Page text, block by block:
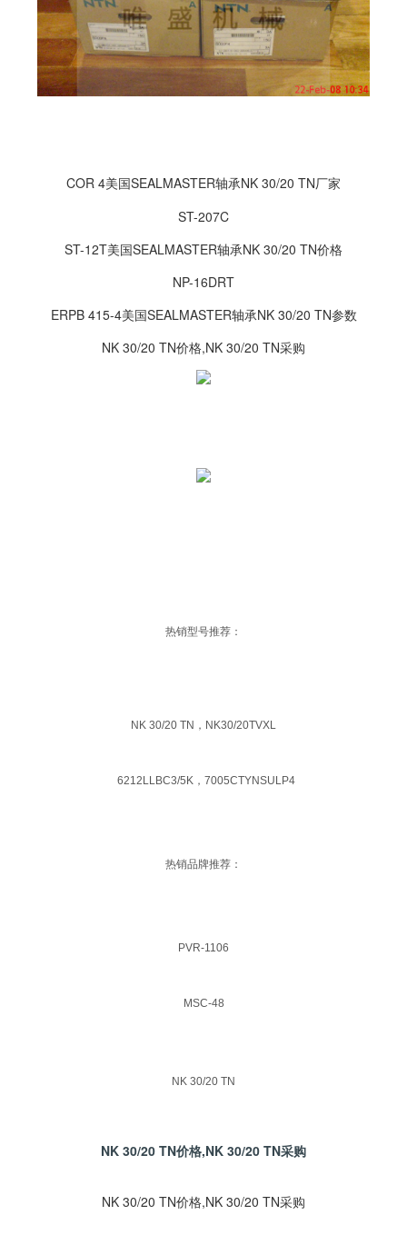
COR 4美国SEALMASTER轴承NK 30/20 TN厂家
ST-207C
ST-12T美国SEALMASTER轴承NK 30/20 TN价格
NP-16DRT
ERPB 415-4美国SEALMASTER轴承NK 30/20 TN参数
NK 30/20 TN价格,NK 30/20 TN采购
热销型号推荐：
NK 30/20 TN，NK30/20TVXL
6212LLBC3/5K，7005CTYNSULP4
热销品牌推荐：
PVR-1106
MSC-48
NK 30/20 TN
NK 30/20 TN价格,NK 30/20 TN采购
NK 30/20 TN价格,NK 30/20 TN采购